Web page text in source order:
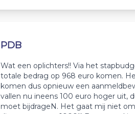
PDB
Wat een oplichters!! Via het
totale bedrag op 968 euro komen.
komen dus opnieuw een
vallen nu ineens 100 euro hoger uit,
moet bijdrageN. Het gaat mij niet